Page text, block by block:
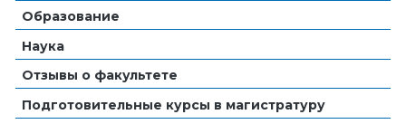
Образование
Наука
Отзывы о факультете
Подготовительные курсы в магистратуру